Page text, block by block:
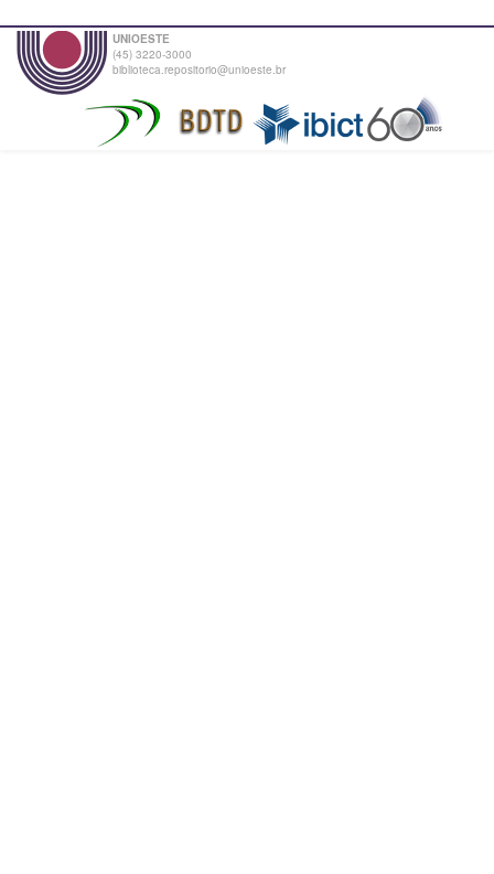
UNIOESTE
(45) 3220-3000
biblioteca.repositorio@unioeste.br